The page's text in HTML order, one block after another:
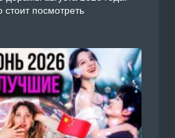
стоит посмотреть